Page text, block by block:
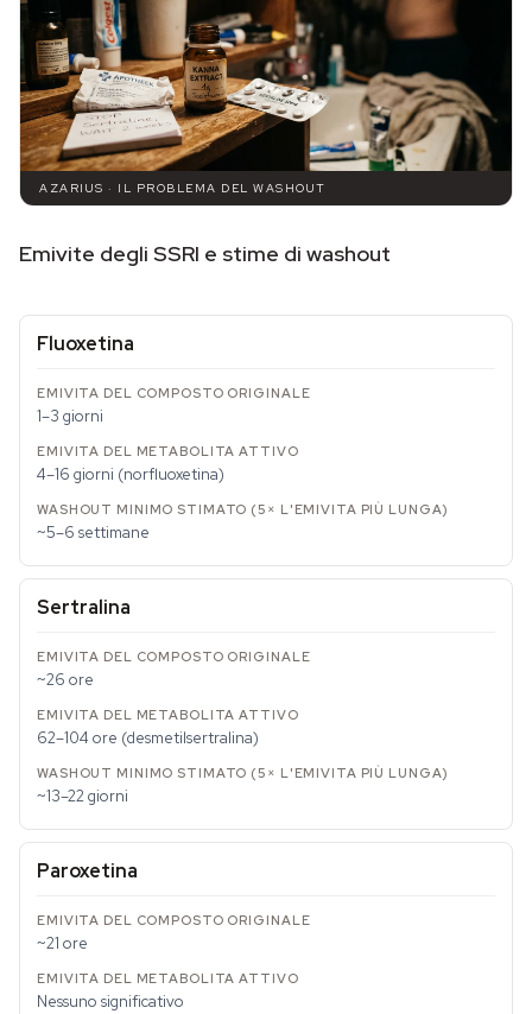
AZARIUS · IL PROBLEMA DEL WASHOUT
Emivite degli SSRI e stime di washout
Fluoxetina
1–3 giorni
4–16 giorni (norfluoxetina)
~5–6 settimane
Sertralina
~26 ore
62–104 ore (desmetilsertralina)
~13–22 giorni
Paroxetina
~21 ore
Nessuno significativo